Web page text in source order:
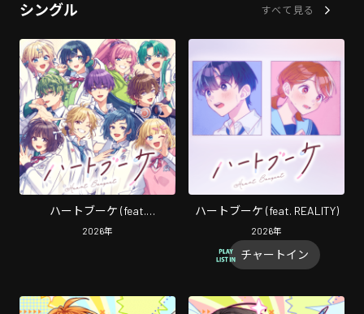
シングル すべて見る
ハートブーケ (feat.
HoneyWorks Guest Vocal)
2026年
ハートブーケ (feat. REALITY)
2026年
チャートイン